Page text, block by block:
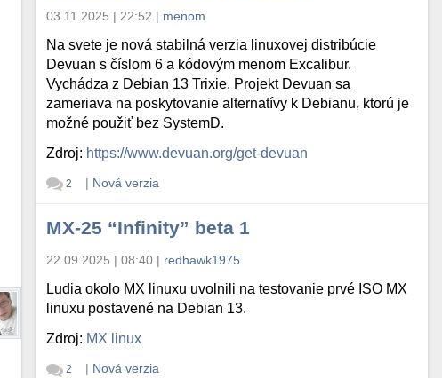
03.11.2025 | 22:52 | menom
Na svete je nová stabilná verzia linuxovej distribúcie
Devuan s číslom 6 a kódovým menom Excalibur.
Vychádza z Debian 13 Trixie. Projekt Devuan sa
zameriava na poskytovanie alternatívy k Debianu, ktorú je
možné použiť bez SystemD.
Zdroj: https://www.devuan.org/get-devuan
2 | Nová verzia
MX-25 “Infinity” beta 1
22.09.2025 | 08:40 | redhawk1975
Ludia okolo MX linuxu uvolnili na testovanie prvé ISO MX
linuxu postavené na Debian 13.
Zdroj: MX linux
2 | Nová verzia